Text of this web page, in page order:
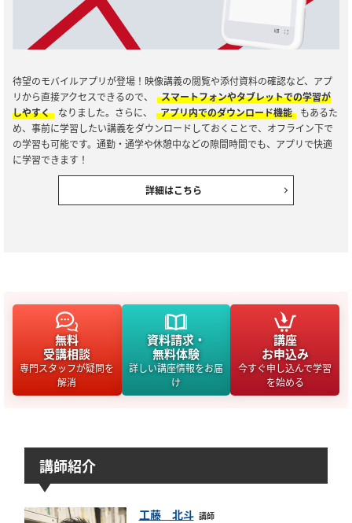
待望のモバイルアプリが登場！映像講義の閲覧や添付資料の確認など、アプ
リから直接アクセスできるので、
スマートフォンやタブレットでの学習が
しやすく
なりました。さらに、 アプリ内でのダウンロード機能
もあるた
め、事前に学習したい講義をダウンロードしておくことで、オフライン下で
の学習も可能です。通勤・通学や休憩中などの隙間時間でも、アプリで快適
に学習できます！
詳細はこちら
無料
受講相談
専門スタッフが疑問を
解消
資料請求・
無料体験
詳しい講座情報をお届
け
講座
お申込み
今すぐ申し込んで学習
を始める
講師紹介
工藤 北斗 講師